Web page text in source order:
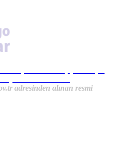
adresinden alınan resmi